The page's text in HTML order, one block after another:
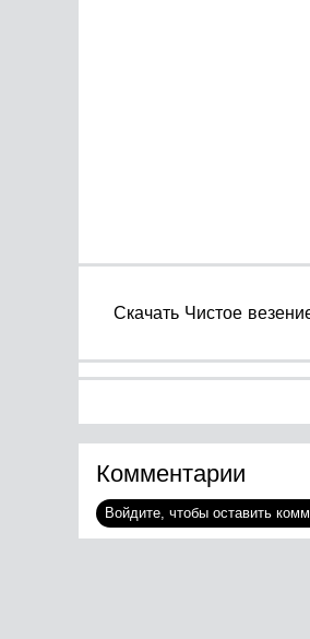
Cкачать Чистое
Комментарии
Войдите, чтобы оставить